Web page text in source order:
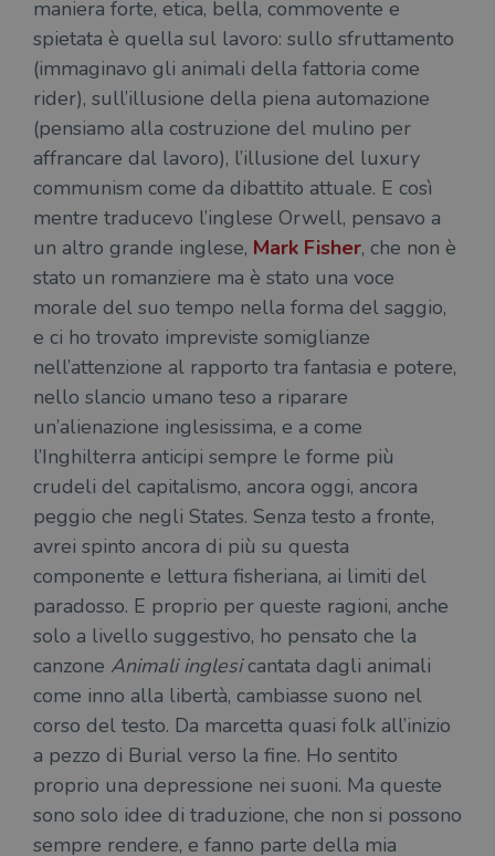
maniera forte, etica, bella, commovente e
spietata è quella sul lavoro: sullo sfruttamento
(immaginavo gli animali della fattoria come
rider), sull’illusione della piena automazione
(pensiamo alla costruzione del mulino per
affrancare dal lavoro), l’illusione del luxury
communism come da dibattito attuale. E così
mentre traducevo l’inglese Orwell, pensavo a
un altro grande inglese, Mark Fisher, che non è
stato un romanziere ma è stato una voce
morale del suo tempo nella forma del saggio,
e ci ho trovato impreviste somiglianze
nell’attenzione al rapporto tra fantasia e potere,
nello slancio umano teso a riparare
un’alienazione inglesissima, e a come
l’Inghilterra anticipi sempre le forme più
crudeli del capitalismo, ancora oggi, ancora
peggio che negli States. Senza testo a fronte,
avrei spinto ancora di più su questa
componente e lettura fisheriana, ai limiti del
paradosso. E proprio per queste ragioni, anche
solo a livello suggestivo, ho pensato che la
canzone Animali inglesicantata dagli animali
come inno alla libertà, cambiasse suono nel
corso del testo. Da marcetta quasi folk all’inizio
a pezzo di Burial verso la fine. Ho sentito
proprio una depressione nei suoni. Ma queste
sono solo idee di traduzione, che non si possono
sempre rendere, e fanno parte della mia